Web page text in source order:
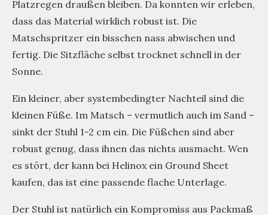
Platzregen draußen bleiben. Da konnten wir erleben,
dass das Material wirklich robust ist. Die
Matschspritzer ein bisschen nass abwischen und
fertig. Die Sitzfläche selbst trocknet schnell in der
Sonne.
Ein kleiner, aber systembedingter Nachteil sind die
kleinen Füße. Im Matsch – vermutlich auch im Sand –
sinkt der Stuhl 1-2 cm ein. Die Füßchen sind aber
robust genug, dass ihnen das nichts ausmacht. Wen
es stört, der kann bei Helinox ein Ground Sheet
kaufen, das ist eine passende flache Unterlage.
Der Stuhl ist natürlich ein Kompromiss aus Packmaß